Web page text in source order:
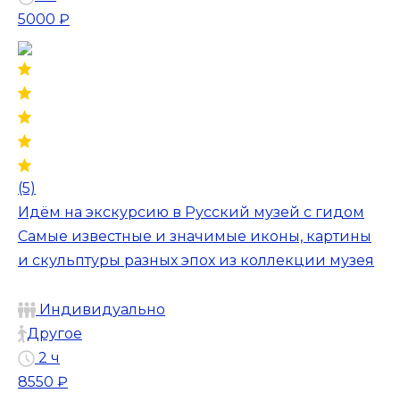
5000 ₽
(5)
Идём на экскурсию в Русский музей с гидом
Самые известные и значимые иконы, картины
и скульптуры разных эпох из коллекции музея
Индивидуально
Другое
2 ч
8550 ₽